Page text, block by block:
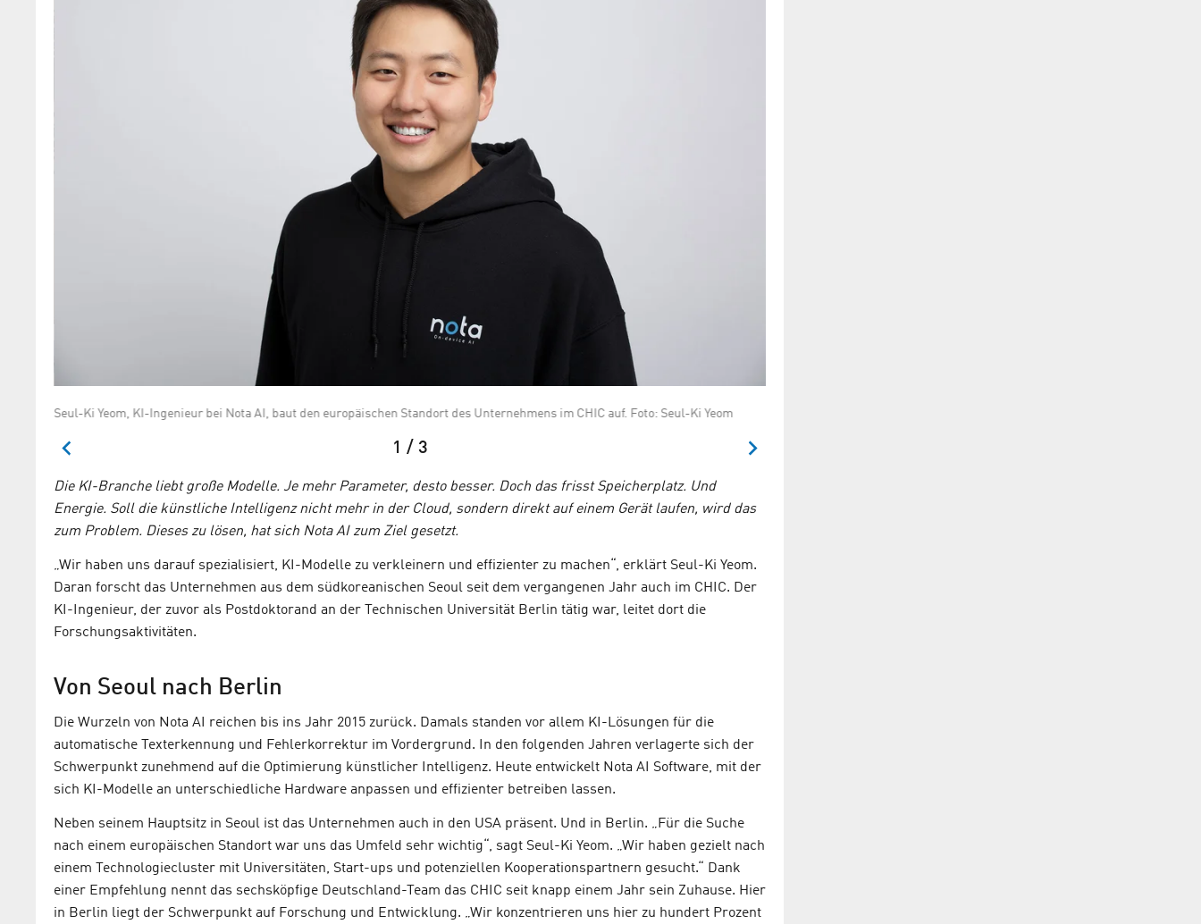
Seul-Ki Yeom, KI-Ingenieur bei Nota AI, baut den europäischen Standort des Unternehmens im CHIC auf. Foto: Seul-Ki Yeom
1 / 3
Die KI-Branche liebt große Modelle. Je mehr Parameter, desto besser. Doch das frisst Speicherplatz. Und
Energie. Soll die künstliche Intelligenz nicht mehr in der Cloud, sondern direkt auf einem Gerät laufen, wird das
zum Problem. Dieses zu lösen, hat sich Nota AI zum Ziel gesetzt.
„Wir haben uns darauf spezialisiert, KI-Modelle zu verkleinern und effizienter zu machen“, erklärt Seul-Ki Yeom.
Daran forscht das Unternehmen aus dem südkoreanischen Seoul seit dem vergangenen Jahr auch im CHIC. Der
KI-Ingenieur, der zuvor als Postdoktorand an der Technischen Universität Berlin tätig war, leitet dort die
Forschungsaktivitäten.
Von Seoul nach Berlin
Die Wurzeln von Nota AI reichen bis ins Jahr 2015 zurück. Damals standen vor allem KI-Lösungen für die
automatische Texterkennung und Fehlerkorrektur im Vordergrund. In den folgenden Jahren verlagerte sich der
Schwerpunkt zunehmend auf die Optimierung künstlicher Intelligenz. Heute entwickelt Nota AI Software, mit der
sich KI-Modelle an unterschiedliche Hardware anpassen und effizienter betreiben lassen.
Neben seinem Hauptsitz in Seoul ist das Unternehmen auch in den USA präsent. Und in Berlin. „Für die Suche
nach einem europäischen Standort war uns das Umfeld sehr wichtig“, sagt Seul-Ki Yeom. „Wir haben gezielt nach
einem Technologiecluster mit Universitäten, Start-ups und potenziellen Kooperationspartnern gesucht.“ Dank
einer Empfehlung nennt das sechsköpfige Deutschland-Team das CHIC seit knapp einem Jahr sein Zuhause. Hier
in Berlin liegt der Schwerpunkt auf Forschung und Entwicklung. „Wir konzentrieren uns hier zu hundert Prozent